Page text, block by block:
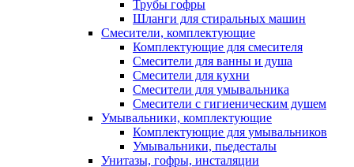
Трубы гофры
Шланги для стиральных машин
Смесители, комплектующие
Комплектующие для смесителя
Смесители для ванны и душа
Смесители для кухни
Смесители для умывальника
Смесители с гигиеническим душем
Умывальники, комплектующие
Комплектующие для умывальников
Умывальники, пьедесталы
Унитазы, гофры, инсталяции